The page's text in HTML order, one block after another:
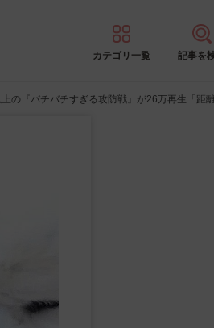
カテゴリ一覧 記事を
『バチバチすぎる攻防戦』が26万再生「距